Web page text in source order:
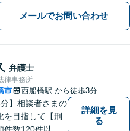
メールでお問い合わせ
弁護士
律事務所
市 西船橋駅 から徒歩3分
分】相談者さまの
を目指して【刑
件数120件以
詳細を見
る